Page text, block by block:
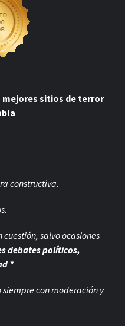
mejores sitios de terror
constructiva.
salvo ocasiones
debates políticos,
*
siempre conmoderación y